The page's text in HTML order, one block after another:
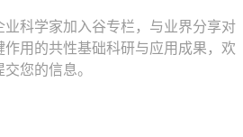
科学家加入谷专栏，与业界分享对
用的共性基础科研与应用成果，欢
您的信息。